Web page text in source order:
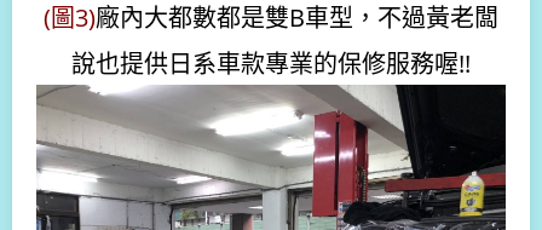
(圖3)廠內大都數都是雙B車型，不過黃老闆
說也提供日系車款專業的保修服務喔!!